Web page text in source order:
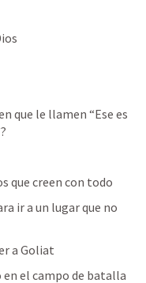
que le llamen “Ese es
que creen con todo
ir a un lugar que no
a Goliat
en el campo de batalla